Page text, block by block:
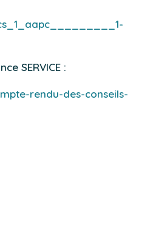
SERVICE :
rendu-des-conseils-